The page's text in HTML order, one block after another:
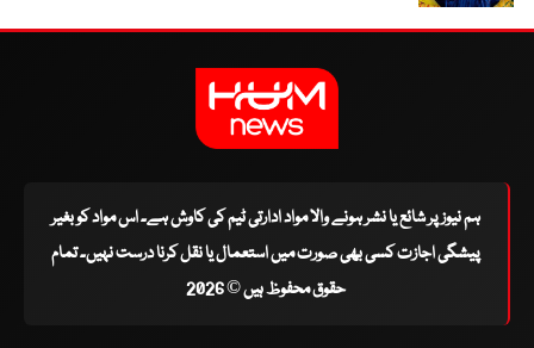
ہم نیوز پر شائع یا نشر ہونے والا مواد ادارتی ٹیم کی کاوش ہے۔ اس مواد کو بغیر
پیشگی اجازت کسی بھی صورت میں استعمال یا نقل کرنا درست نہیں۔ تمام
حقوق محفوظ ہیں © 2026